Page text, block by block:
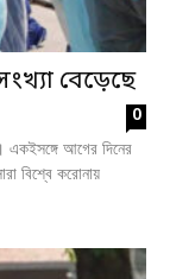
বেড়েছে
0
একইসঙ্গে আগের দিনের
বিশ্বে করোনায়